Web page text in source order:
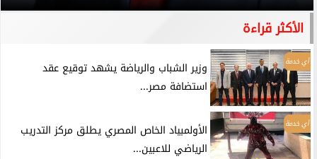
الأكثر قراءة
أي خدمة
وزير الشباب والرياضة يشهد توقيع عقد
استضافة مصر...
أي خدمة
الأولمبياد الخاص المصري يطلق مركز التدريب
الرياضي للاعبين...